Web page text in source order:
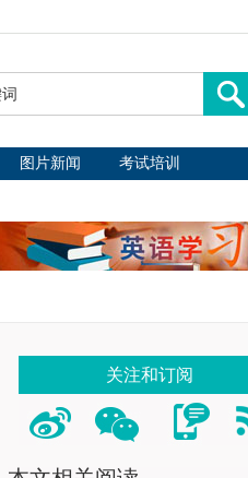
图片新闻 考试培训
关注和订阅